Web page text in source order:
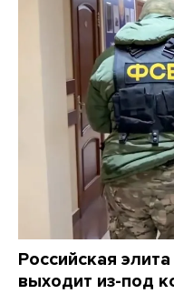
Российская
выходит из-под